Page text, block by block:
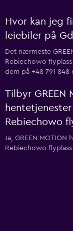
Hvor kan jeg
leiebiler på
Det nærmeste
Rebiechowo
dem på +48 791 848
Tilbyr GREEN
Rebiechowo
Ja, GREEN
Rebiechowo flyplass